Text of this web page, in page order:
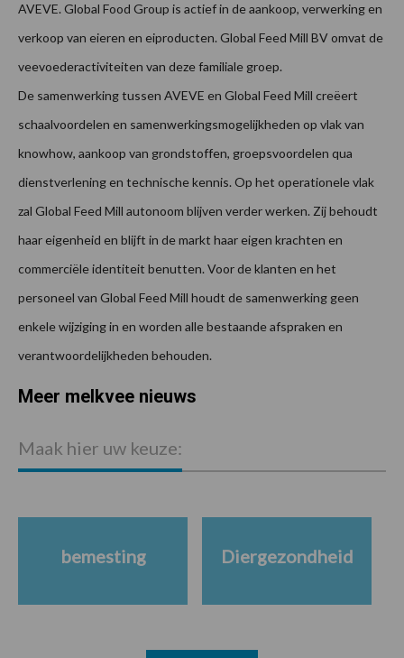
AVEVE. Global Food Group is actief in de aankoop, verwerking en
verkoop van eieren en eiproducten. Global Feed Mill BV omvat de
veevoederactiviteiten van deze familiale groep.
De samenwerking tussen AVEVE en Global Feed Mill creëert
schaalvoordelen en samenwerkingsmogelijkheden op vlak van
knowhow, aankoop van grondstoffen, groepsvoordelen qua
dienstverlening en technische kennis. Op het operationele vlak
zal Global Feed Mill autonoom blijven verder werken. Zij behoudt
haar eigenheid en blijft in de markt haar eigen krachten en
commerciële identiteit benutten. Voor de klanten en het
personeel van Global Feed Mill houdt de samenwerking geen
enkele wijziging in en worden alle bestaande afspraken en
verantwoordelijkheden behouden.
Meer melkvee nieuws
Maak hier uw keuze:
bemesting Diergezondheid